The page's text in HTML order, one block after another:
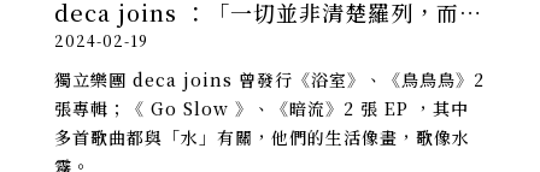
deca joins ：「一切並非清楚羅列，而是
複雜隱晦。」
2024-02-19
獨立樂團 deca joins 曾發行《浴室》、《鳥鳥鳥》2
張專輯；《 Go Slow 》、《暗流》2 張 EP ，其中
多首歌曲都與「水」有關，他們的生活像畫，歌像水
霧。